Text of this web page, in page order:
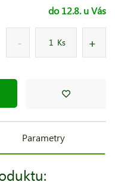
do 12.8. u Vás
Ks
Parametry